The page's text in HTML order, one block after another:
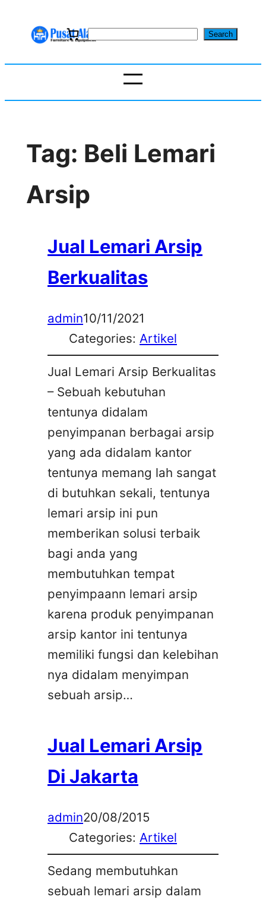
S
r
Search
Tag: Beli Lemari
Arsip
Jual Lemari Arsip
Berkualitas
admin10/11/2021
Categories: Artikel
Jual Lemari Arsip Berkualitas
– Sebuah kebutuhan
tentunya didalam
penyimpanan berbagai arsip
yang ada didalam kantor
tentunya memang lah sangat
di butuhkan sekali, tentunya
lemari arsip ini pun
memberikan solusi terbaik
bagi anda yang
membutuhkan tempat
penyimpaann lemari arsip
karena produk penyimpanan
arsip kantor ini tentunya
memiliki fungsi dan kelebihan
nya didalam menyimpan
sebuah arsip…
Jual Lemari Arsip
Di Jakarta
admin20/08/2015
Categories: Artikel
Sedang membutuhkan
sebuah lemari arsip dalam